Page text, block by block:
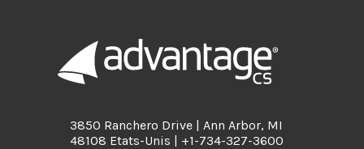
3850 Ranchero Drive | Ann Arbor, MI
48108 Etats-Unis | +1-734-327-3600